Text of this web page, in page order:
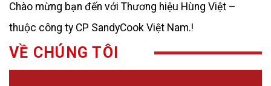
Chào mừng bạn đến với Thương hiệu Hùng Việt –
thuộc công ty CP SandyCook Việt Nam.!
VỀ CHÚNG TÔI